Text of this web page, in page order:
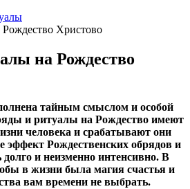
на Рождество
тайным смыслом и особой
и ритуалы на Рождество имеют
человека и срабатывают они
эффект Рождественских обрядов и
и неизменно интенсивно. В
в жизни была магия счастья и
вам времени не выбрать.